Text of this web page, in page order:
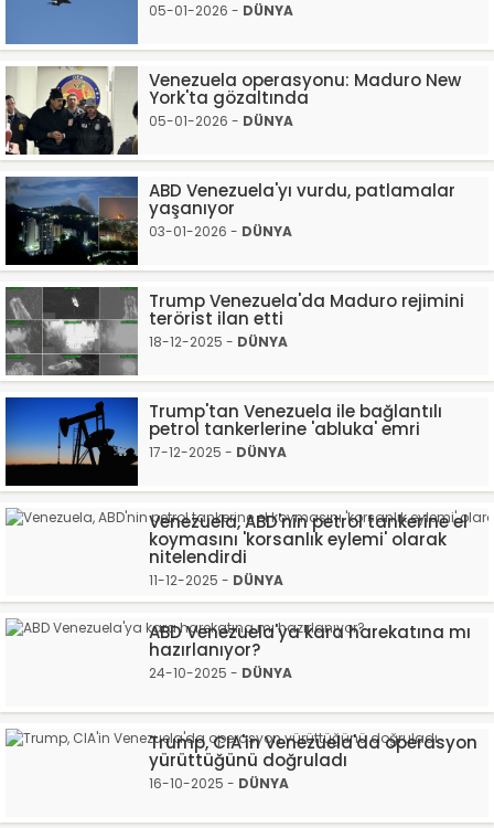
05-01-2026 - DÜNYA
Venezuela operasyonu: Maduro New
York'ta gözaltında
05-01-2026 - DÜNYA
ABD Venezuela'yı vurdu, patlamalar
yaşanıyor
03-01-2026 - DÜNYA
Trump Venezuela'da Maduro rejimini
terörist ilan etti
18-12-2025 - DÜNYA
Trump'tan Venezuela ile bağlantılı
petrol tankerlerine 'abluka' emri
17-12-2025 - DÜNYA
Venezuela, ABD'nin petrol tankerine el
koymasını 'korsanlık eylemi' olarak
nitelendirdi
11-12-2025 - DÜNYA
ABD Venezuela'ya kara harekatına mı
hazırlanıyor?
24-10-2025 - DÜNYA
Trump, CIA'in Venezuela'da operasyon
yürüttüğünü doğruladı
16-10-2025 - DÜNYA